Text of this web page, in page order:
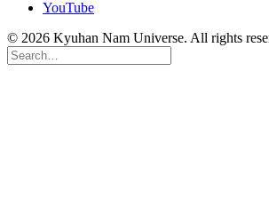
YouTube
© 2026 Kyuhan Nam Universe. All rights